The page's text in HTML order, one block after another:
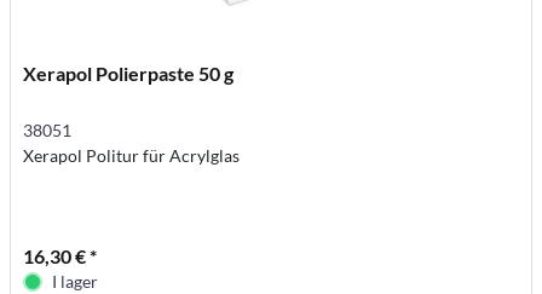
Xerapol Polierpaste 50 g
38051
Xerapol Politur für Acrylglas
16,30 € *
I lager